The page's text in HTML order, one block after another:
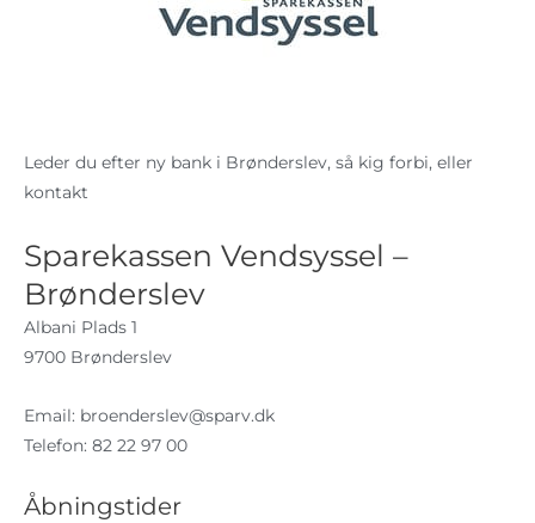
Leder du efter ny bank i Brønderslev, så kig forbi, eller
kontakt
Sparekassen Vendsyssel –
Brønderslev
Albani Plads 1
9700 Brønderslev
Email: broenderslev@sparv.dk
Telefon: 82 22 97 00
Åbningstider